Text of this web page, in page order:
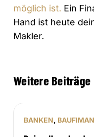
möglich ist. Ein
Hand ist heute
Makler.
Weitere Beiträge
BANKEN,